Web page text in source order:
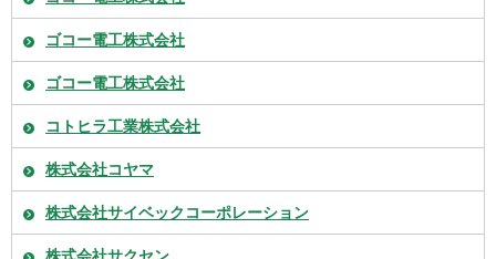
ゴコー電工株式会社
ゴコー電工株式会社
コトヒラ工業株式会社
株式会社コヤマ
株式会社サイベックコーポレーション